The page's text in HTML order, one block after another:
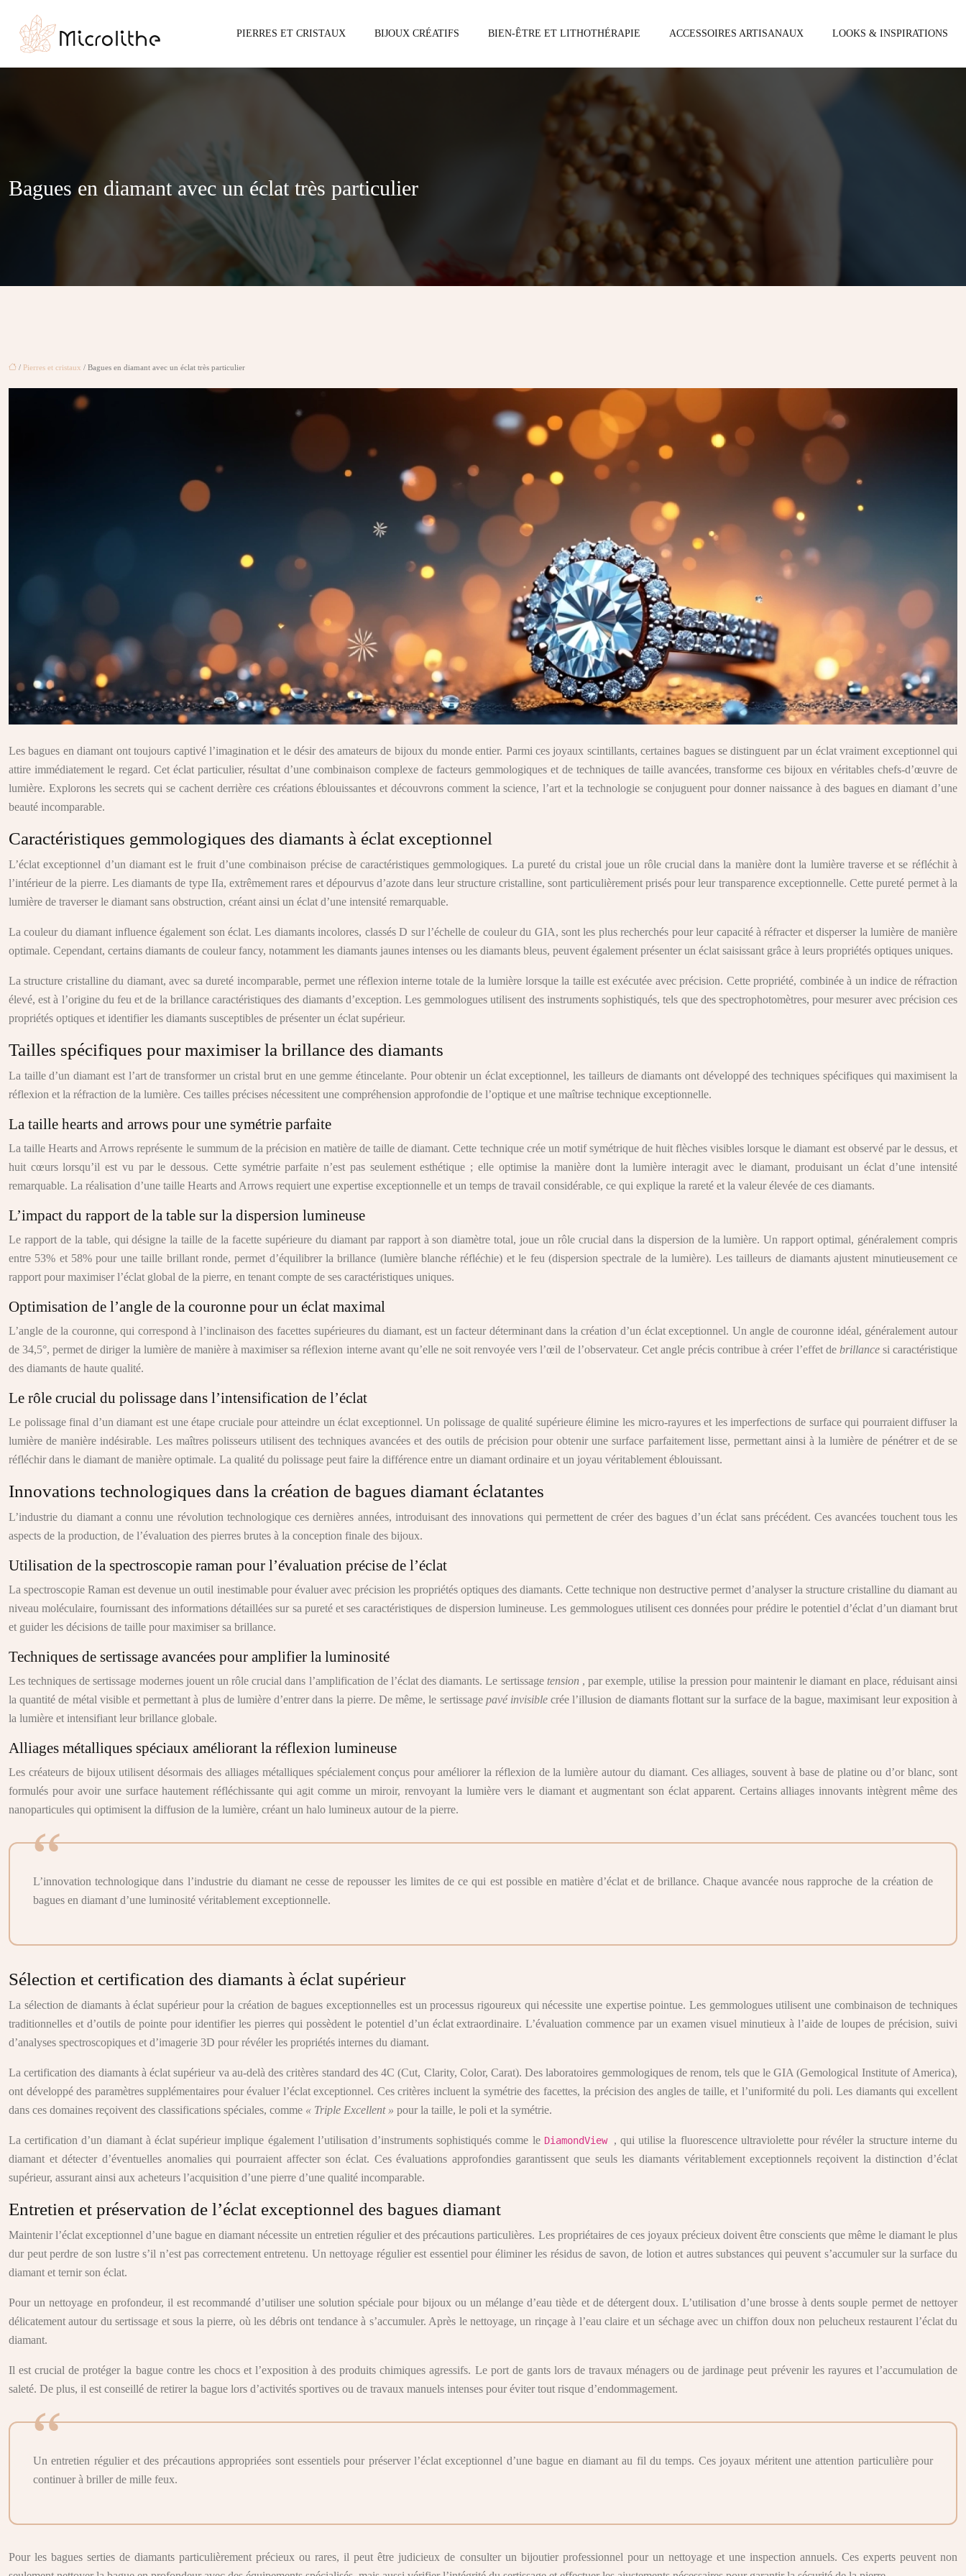
PIERRES ET CRISTAUX BIJOUX CRÉATIFS BIEN-ÊTRE ET LITHOTHÉRAPIE ACCESSOIRES ARTISANAUX LOOKS & INSPIRATIONS
Bagues en diamant avec un éclat très particulier
/ Pierres et cristaux / Bagues en diamant avec un éclat très particulier
Les bagues en diamant ont toujours captivé l’imagination et le désir des amateurs de bijoux du monde entier. Parmi ces joyaux scintillants, certaines bagues se distinguent par un éclat vraiment exceptionnel qui
attire immédiatement le regard. Cet éclat particulier, résultat d’une combinaison complexe de facteurs gemmologiques et de techniques de taille avancées, transforme ces bijoux en véritables chefs-d’œuvre de
lumière. Explorons les secrets qui se cachent derrière ces créations éblouissantes et découvrons comment la science, l’art et la technologie se conjuguent pour donner naissance à des bagues en diamant d’une
beauté incomparable.
Caractéristiques gemmologiques des diamants à éclat exceptionnel
L’éclat exceptionnel d’un diamant est le fruit d’une combinaison précise de caractéristiques gemmologiques. La pureté du cristal joue un rôle crucial dans la manière dont la lumière traverse et se réfléchit à
l’intérieur de la pierre. Les diamants de type IIa, extrêmement rares et dépourvus d’azote dans leur structure cristalline, sont particulièrement prisés pour leur transparence exceptionnelle. Cette pureté permet à la
lumière de traverser le diamant sans obstruction, créant ainsi un éclat d’une intensité remarquable.
La couleur du diamant influence également son éclat. Les diamants incolores, classés D sur l’échelle de couleur du GIA, sont les plus recherchés pour leur capacité à réfracter et disperser la lumière de manière
optimale. Cependant, certains diamants de couleur fancy, notamment les diamants jaunes intenses ou les diamants bleus, peuvent également présenter un éclat saisissant grâce à leurs propriétés optiques uniques.
La structure cristalline du diamant, avec sa dureté incomparable, permet une réflexion interne totale de la lumière lorsque la taille est exécutée avec précision. Cette propriété, combinée à un indice de réfraction
élevé, est à l’origine du feu et de la brillance caractéristiques des diamants d’exception. Les gemmologues utilisent des instruments sophistiqués, tels que des spectrophotomètres, pour mesurer avec précision ces
propriétés optiques et identifier les diamants susceptibles de présenter un éclat supérieur.
Tailles spécifiques pour maximiser la brillance des diamants
La taille d’un diamant est l’art de transformer un cristal brut en une gemme étincelante. Pour obtenir un éclat exceptionnel, les tailleurs de diamants ont développé des techniques spécifiques qui maximisent la
réflexion et la réfraction de la lumière. Ces tailles précises nécessitent une compréhension approfondie de l’optique et une maîtrise technique exceptionnelle.
La taille hearts and arrows pour une symétrie parfaite
La taille Hearts and Arrows représente le summum de la précision en matière de taille de diamant. Cette technique crée un motif symétrique de huit flèches visibles lorsque le diamant est observé par le dessus, et
huit cœurs lorsqu’il est vu par le dessous. Cette symétrie parfaite n’est pas seulement esthétique ; elle optimise la manière dont la lumière interagit avec le diamant, produisant un éclat d’une intensité
remarquable. La réalisation d’une taille Hearts and Arrows requiert une expertise exceptionnelle et un temps de travail considérable, ce qui explique la rareté et la valeur élevée de ces diamants.
L’impact du rapport de la table sur la dispersion lumineuse
Le rapport de la table, qui désigne la taille de la facette supérieure du diamant par rapport à son diamètre total, joue un rôle crucial dans la dispersion de la lumière. Un rapport optimal, généralement compris
entre 53% et 58% pour une taille brillant ronde, permet d’équilibrer la brillance (lumière blanche réfléchie) et le feu (dispersion spectrale de la lumière). Les tailleurs de diamants ajustent minutieusement ce
rapport pour maximiser l’éclat global de la pierre, en tenant compte de ses caractéristiques uniques.
Optimisation de l’angle de la couronne pour un éclat maximal
L’angle de la couronne, qui correspond à l’inclinaison des facettes supérieures du diamant, est un facteur déterminant dans la création d’un éclat exceptionnel. Un angle de couronne idéal, généralement autour
de 34,5°, permet de diriger la lumière de manière à maximiser sa réflexion interne avant qu’elle ne soit renvoyée vers l’œil de l’observateur. Cet angle précis contribue à créer l’effet de brillance si caractéristique
des diamants de haute qualité.
Le rôle crucial du polissage dans l’intensification de l’éclat
Le polissage final d’un diamant est une étape cruciale pour atteindre un éclat exceptionnel. Un polissage de qualité supérieure élimine les micro-rayures et les imperfections de surface qui pourraient diffuser la
lumière de manière indésirable. Les maîtres polisseurs utilisent des techniques avancées et des outils de précision pour obtenir une surface parfaitement lisse, permettant ainsi à la lumière de pénétrer et de se
réfléchir dans le diamant de manière optimale. La qualité du polissage peut faire la différence entre un diamant ordinaire et un joyau véritablement éblouissant.
Innovations technologiques dans la création de bagues diamant éclatantes
L’industrie du diamant a connu une révolution technologique ces dernières années, introduisant des innovations qui permettent de créer des bagues d’un éclat sans précédent. Ces avancées touchent tous les
aspects de la production, de l’évaluation des pierres brutes à la conception finale des bijoux.
Utilisation de la spectroscopie raman pour l’évaluation précise de l’éclat
La spectroscopie Raman est devenue un outil inestimable pour évaluer avec précision les propriétés optiques des diamants. Cette technique non destructive permet d’analyser la structure cristalline du diamant au
niveau moléculaire, fournissant des informations détaillées sur sa pureté et ses caractéristiques de dispersion lumineuse. Les gemmologues utilisent ces données pour prédire le potentiel d’éclat d’un diamant brut
et guider les décisions de taille pour maximiser sa brillance.
Techniques de sertissage avancées pour amplifier la luminosité
Les techniques de sertissage modernes jouent un rôle crucial dans l’amplification de l’éclat des diamants. Le sertissage tension , par exemple, utilise la pression pour maintenir le diamant en place, réduisant ainsi
la quantité de métal visible et permettant à plus de lumière d’entrer dans la pierre. De même, le sertissage pavé invisiblecrée l’illusion de diamants flottant sur la surface de la bague, maximisant leur exposition à
la lumière et intensifiant leur brillance globale.
Alliages métalliques spéciaux améliorant la réflexion lumineuse
Les créateurs de bijoux utilisent désormais des alliages métalliques spécialement conçus pour améliorer la réflexion de la lumière autour du diamant. Ces alliages, souvent à base de platine ou d’or blanc, sont
formulés pour avoir une surface hautement réfléchissante qui agit comme un miroir, renvoyant la lumière vers le diamant et augmentant son éclat apparent. Certains alliages innovants intègrent même des
nanoparticules qui optimisent la diffusion de la lumière, créant un halo lumineux autour de la pierre.
L’innovation technologique dans l’industrie du diamant ne cesse de repousser les limites de ce qui est possible en matière d’éclat et de brillance. Chaque avancée nous rapproche de la création de
bagues en diamant d’une luminosité véritablement exceptionnelle.
Sélection et certification des diamants à éclat supérieur
La sélection de diamants à éclat supérieur pour la création de bagues exceptionnelles est un processus rigoureux qui nécessite une expertise pointue. Les gemmologues utilisent une combinaison de techniques
traditionnelles et d’outils de pointe pour identifier les pierres qui possèdent le potentiel d’un éclat extraordinaire. L’évaluation commence par un examen visuel minutieux à l’aide de loupes de précision, suivi
d’analyses spectroscopiques et d’imagerie 3D pour révéler les propriétés internes du diamant.
La certification des diamants à éclat supérieur va au-delà des critères standard des 4C (Cut, Clarity, Color, Carat). Des laboratoires gemmologiques de renom, tels que le GIA (Gemological Institute of America),
ont développé des paramètres supplémentaires pour évaluer l’éclat exceptionnel. Ces critères incluent la symétrie des facettes, la précision des angles de taille, et l’uniformité du poli. Les diamants qui excellent
dans ces domaines reçoivent des classifications spéciales, comme « Triple Excellent » pour la taille, le poli et la symétrie.
La certification d’un diamant à éclat supérieur implique également l’utilisation d’instruments sophistiqués comme le DiamondView , qui utilise la fluorescence ultraviolette pour révéler la structure interne du
diamant et détecter d’éventuelles anomalies qui pourraient affecter son éclat. Ces évaluations approfondies garantissent que seuls les diamants véritablement exceptionnels reçoivent la distinction d’éclat
supérieur, assurant ainsi aux acheteurs l’acquisition d’une pierre d’une qualité incomparable.
Entretien et préservation de l’éclat exceptionnel des bagues diamant
Maintenir l’éclat exceptionnel d’une bague en diamant nécessite un entretien régulier et des précautions particulières. Les propriétaires de ces joyaux précieux doivent être conscients que même le diamant le plus
dur peut perdre de son lustre s’il n’est pas correctement entretenu. Un nettoyage régulier est essentiel pour éliminer les résidus de savon, de lotion et autres substances qui peuvent s’accumuler sur la surface du
diamant et ternir son éclat.
Pour un nettoyage en profondeur, il est recommandé d’utiliser une solution spéciale pour bijoux ou un mélange d’eau tiède et de détergent doux. L’utilisation d’une brosse à dents souple permet de nettoyer
délicatement autour du sertissage et sous la pierre, où les débris ont tendance à s’accumuler. Après le nettoyage, un rinçage à l’eau claire et un séchage avec un chiffon doux non pelucheux restaurent l’éclat du
diamant.
Il est crucial de protéger la bague contre les chocs et l’exposition à des produits chimiques agressifs. Le port de gants lors de travaux ménagers ou de jardinage peut prévenir les rayures et l’accumulation de
saleté. De plus, il est conseillé de retirer la bague lors d’activités sportives ou de travaux manuels intenses pour éviter tout risque d’endommagement.
Un entretien régulier et des précautions appropriées sont essentiels pour préserver l’éclat exceptionnel d’une bague en diamant au fil du temps. Ces joyaux méritent une attention particulière pour
continuer à briller de mille feux.
Pour les bagues serties de diamants particulièrement précieux ou rares, il peut être judicieux de consulter un bijoutier professionnel pour un nettoyage et une inspection annuels. Ces experts peuvent non